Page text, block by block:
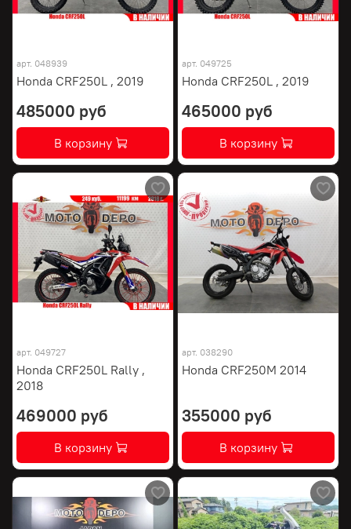
арт. 048939
Honda CRF250L , 2019
485000 руб
В корзину
арт. 049725
Honda CRF250L , 2019
465000 руб
В корзину
арт. 049727
Honda CRF250L Rally ,
2018
469000 руб
В корзину
арт. 038290
Honda CRF250M 2014
355000 руб
В корзину